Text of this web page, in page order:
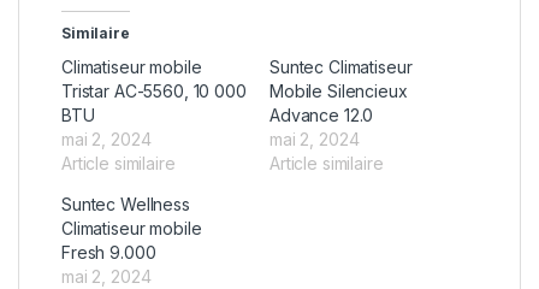
Similaire
Climatiseur mobile
Tristar AC-5560, 10 000
BTU
mai 2, 2024
Article similaire
Suntec Climatiseur
Mobile Silencieux
Advance 12.0
mai 2, 2024
Article similaire
Suntec Wellness
Climatiseur mobile
Fresh 9.000
mai 2, 2024